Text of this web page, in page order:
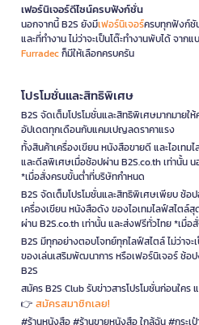
เฟอร์นิเจอร์ดีไซน์ครบฟังก์ชั่น
นอกจากนี้ B2S ยังมีเฟอร์นิเจอร์ครบทุกฟังก์ชั
และที่ทำงาน ไม่ว่าจะเป็นโต๊ะทำงานพับได้ จาก
Furradecก็มีให้เลือกครบครัน
โปรโมชั่นและสิทธิพิเศษ
B2S จัดเต็มโปรโมชั่นและสิทธิพิเศษมากมาย
อัปเดตทุกเดือนกับแคมเปญลดราคาแรง
ทั้งสินค้าเครื่องเขียน หนังสือขายดี และไอเท
และดีลพิเศษเมื่อช้อปผ่าน B2S.co.th เท่านั้น
*เมื่อสั่งครบขั้นต่ำที่บริษัทกำหนด
B2S จัดเต็มโปรโมชั่นและสิทธิพิเศษเพียบ ช้อ
เครื่องเขียน หนังสือดัง ของไอเทมไลฟ์สไต
ผ่าน B2S.co.th เท่านั้น และส่งฟรีทั่วไทย *เมื่
B2S มีทุกอย่างตอบโจทย์ทุกไลฟ์สไตล์ ไม่ว่าจ
ของเล่นเสริมพัฒนาการ หรือเฟอร์นิเจอร์ ช้อ
B2S
สมัคร B2S Club รับข่าวสารโปรโมชั่นก่อนใคร
👉 สมัครสมาชิกเลย!
#ร้านหนังสือ #ร้านขายหนังสือ ใกล้ฉัน #กระเ